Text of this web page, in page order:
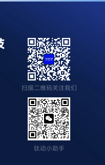
扫描二维码关注我们
钛动小助手